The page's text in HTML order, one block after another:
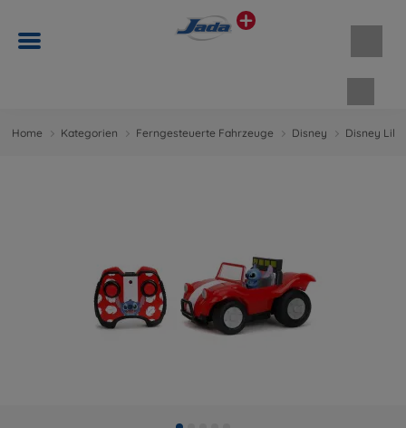
Home Kategorien Ferngesteuerte Fahrzeuge Disney Disney Lilo